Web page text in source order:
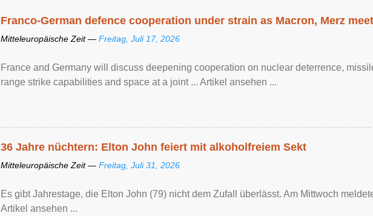
Franco-German defence cooperation under strain as Macron, Merz meet
Mitteleuropäische Zeit — Freitag, Juli 17, 2026
France and Germany will discuss deepening cooperation on nuclear ‌deterrence,
range strike capabilities and space at a joint ... Artikel ansehen ...
36 Jahre nüchtern: Elton John feiert mit alkoholfreiem Sekt
Mitteleuropäische Zeit — Freitag, Juli 31, 2026
Es gibt Jahrestage, die Elton John (79) nicht dem Zufall überlässt. Am Mittwoch
Artikel ansehen ...